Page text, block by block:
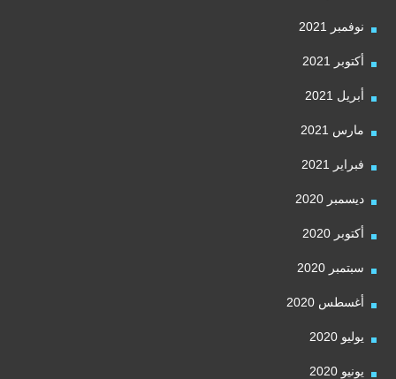
نوفمبر 2021
أكتوبر 2021
أبريل 2021
مارس 2021
فبراير 2021
ديسمبر 2020
أكتوبر 2020
سبتمبر 2020
أغسطس 2020
يوليو 2020
يونيو 2020